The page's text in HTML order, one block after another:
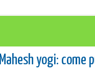
yogi: come